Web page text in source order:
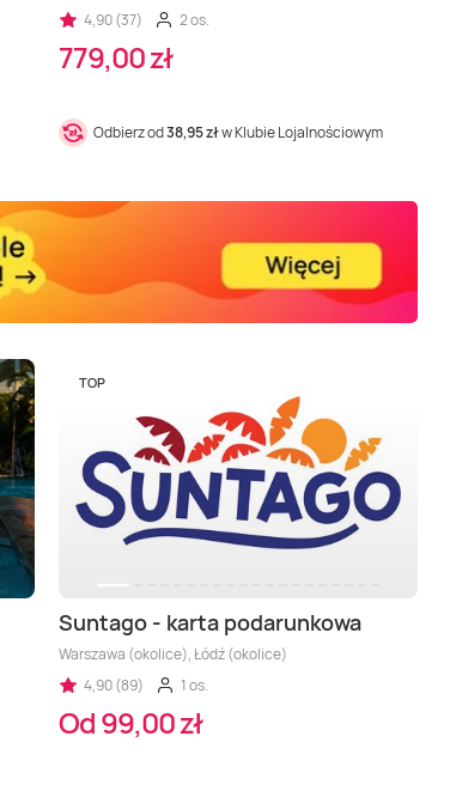
4,90 (37)
2 os.
779,00 zł
Odbierz od38,95 złw Klubie Lojalnościowym
TOP
Suntago - karta podarunkowa
Warszawa (okolice), Łódź (okolice)
4,90 (89)
1 os.
Od 99,00 zł